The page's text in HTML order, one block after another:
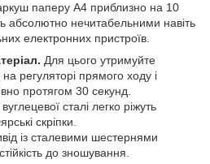
паперу A4 приблизно на 10
абсолютно нечитабельними навіть
електронних пристроїв.
Для цього утримуйте
регуляторі прямого ходу і
протягом 30 секунд.
сталі легко ріжуть
скріпки.
із сталевими шестернями
до зношування.